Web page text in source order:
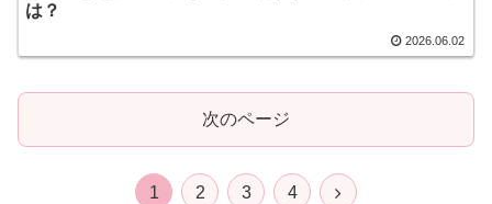
は？
2026.06.02
次のページ
1 2 3 4
次